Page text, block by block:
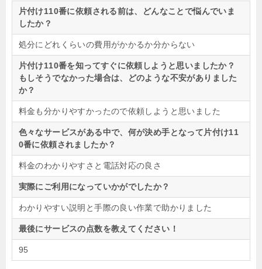
片付け110番に依頼される前は、どんなことで悩んでいま
したか？
処分にどれくらいの費用がかかるか分からない
片付け110番を知ってすぐに依頼しようと思いましたか？
もしそうでなかった場合は、どのような不安がありました
か？
料金も分かりやすかったので依頼しようと思いました
色々なサービスがある中で、何が決め手となって片付け11
0番に依頼されましたか？
料金のわかりやすさと電話対応の良さ
実際にご利用になっていかがでしたか？
わかりやすい説明と手際の良い作業で助かりました
最後にサービスの点数を教えてください！
95